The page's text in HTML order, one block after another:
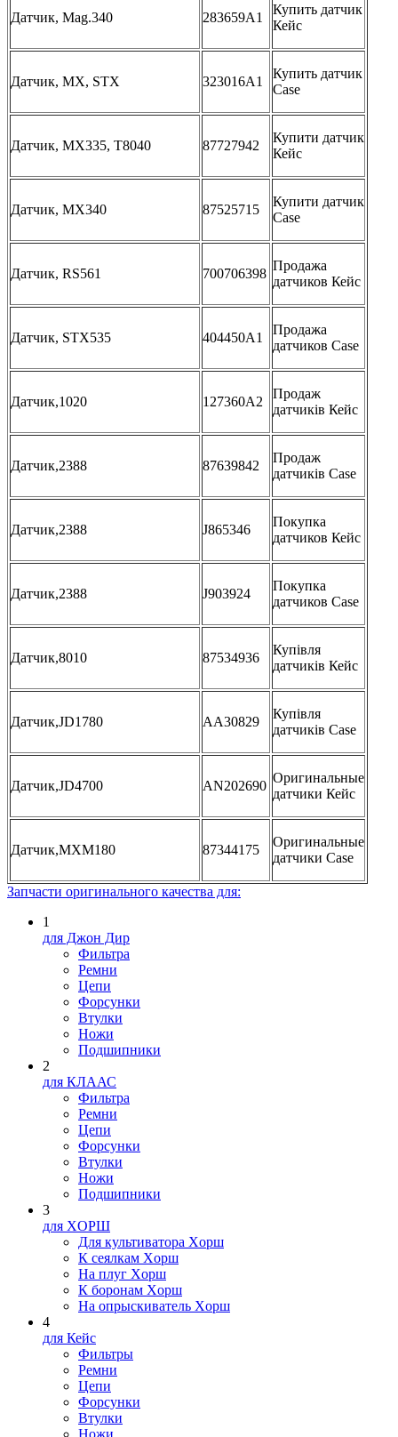
Датчик, Mag.340 283659A1
Купить датчик
Кейс
Датчик, MX, STX 323016A1
Купить датчик
Case
Датчик, MX335, T8040 87727942
Купити датчик
Кейс
Датчик, MX340 87525715
Купити датчик
Case
Датчик, RS561 700706398
Продажа
датчиков Кейс
Датчик, STX535 404450A1
Продажа
датчиков Case
Датчик,1020 127360A2
Продаж
датчиків Кейс
Датчик,2388 87639842
Продаж
датчиків Case
Датчик,2388 J865346
Покупка
датчиков Кейс
Датчик,2388 J903924
Покупка
датчиков Case
Датчик,8010 87534936
Купівля
датчиків Кейс
Датчик,JD1780 AA30829
Купівля
датчиків Case
Датчик,JD4700 AN202690
Оригинальные
датчики Кейс
Датчик,MXM180 87344175
Оригинальные
датчики Case
Запчасти оригинального качества для:
1
для Джон Дир
Фильтра
Ремни
Цепи
Форсунки
Втулки
Ножи
Подшипники
2
для КЛААС
Фильтра
Ремни
Цепи
Форсунки
Втулки
Ножи
Подшипники
3
для XOPШ
Для культиватора Xopш
К сеялкам Xopш
На плуг Xopш
К боронам Xopш
На опрыскиватель Xopш
4
для Кейс
Фильтры
Ремни
Цепи
Форсунки
Втулки
Ножи